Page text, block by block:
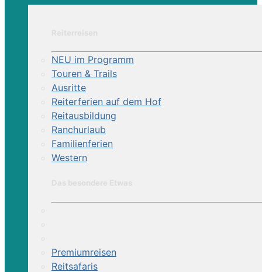
NEU im Programm
Touren & Trails
Ausritte
Reiterferien auf dem Hof
Reitausbildung
Ranchurlaub
Familienferien
Western
Premiumreisen
Reitsafaris